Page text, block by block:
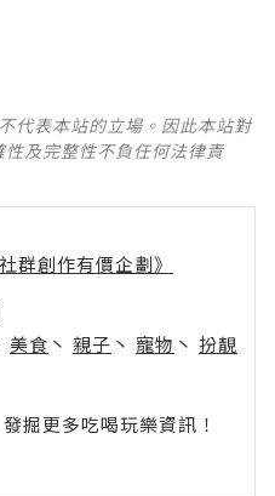
代表本站的立場。因此本站對
及完整性不負任何法律責
群創作有價企劃》
美食 丶 親子 丶 寵物 丶 扮靚
掘更多吃喝玩樂資訊！